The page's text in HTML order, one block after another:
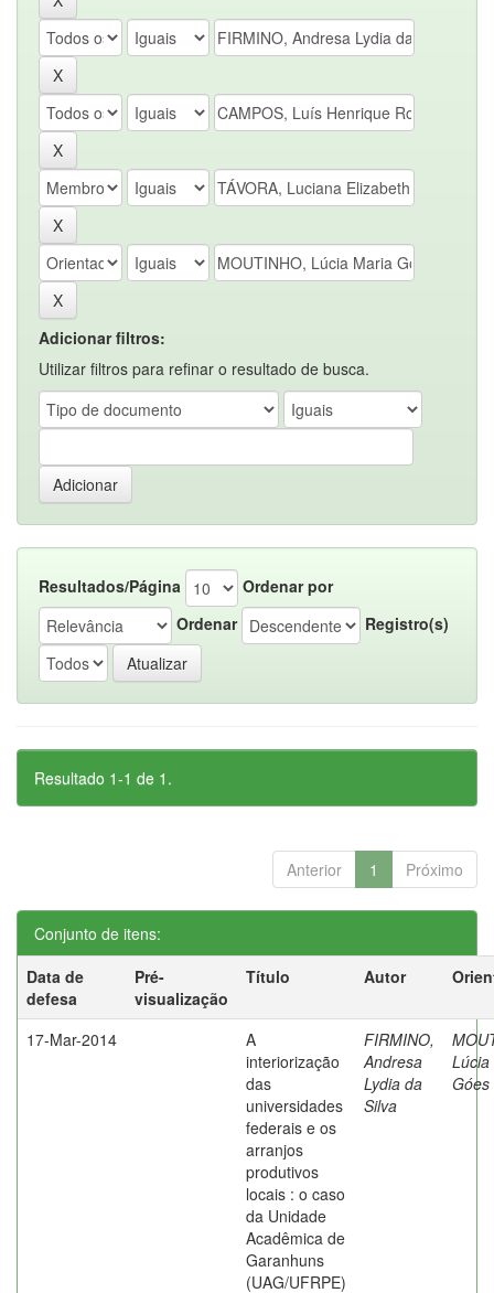
Adicionar filtros:
Utilizar filtros para refinar o resultado de busca.
Resultados/Página
Ordenar por
Ordenar
Registro(s)
Resultado 1-1 de 1.
Anterior 1 Próximo
Conjunto de itens:
Data de
defesa
Pré-
visualização
Título Autor
17-Mar-2014
A
interiorização
das
universidades
federais e os
arranjos
produtivos
locais : o caso
da Unidade
Acadêmica de
Garanhuns
(UAG/UFRPE)
FIRMINO,
Andresa
Lydia da
Silva
Góes